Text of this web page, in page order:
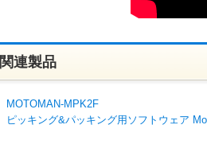
関連製品
MOTOMAN-MPK2F
ピッキング&パッキング用ソフトウェア